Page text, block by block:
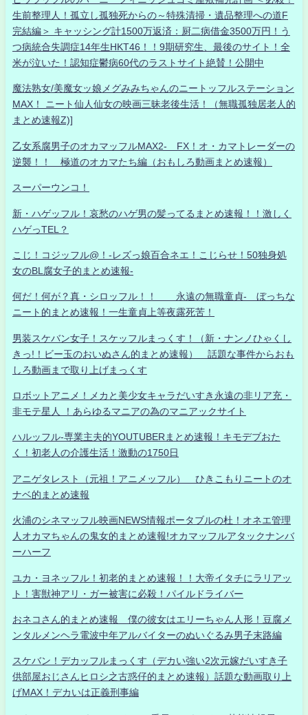
生前整理人！孤立し孤独死からの～特殊清掃・遺品整理への道F
完結編＞ キャッシング計1500万返済：厨二病借金3500万円！う
つ病統合失調症14年生HKT46！！9期研究生、最後のサイト！全
米が泣いた！認知症鬱病60代のラストサイト絶賛！公開中
魔法熟女/美魔女ッ娘メグみみちゃんのニートッフルステーション
MAX！ ニート仙人仙女の映画三昧老後生活！（無職孤独居老人的
まとめ速報Z)]
乙女系腐男子のオカマッフルMAX2- FX！オ・カマトレーダーの
逆襲！！ 極道のオカマたち編（おもしろ動画まとめ速報）
スーパーウンコ！
新・ハゲッフル！哀愁のハゲ男の髪ってるまとめ速報！！激しく
ハゲっTEL？
こじ！コジッフル@！-レズっ娘百合ネエ！こじらせ！50独身処
女のBL腐女子的まとめ速報-
何だ！何が？真・シロッフル！！ 永遠の無職童貞- ぼっちな
ニート的まとめ速報！一生童貞上等夜露死苦！
男装スケバン女子！スケッフルまっくす！（新・ナンノひゃくし
きっ!！ビー玉のおいぬさん的まとめ速報） 話題な事件からおも
しろ動画まで取り上げまっくす
ロボットアニメ！メカと美少女キャラだいすき永遠の非リア充・
非モテ星人 ！あらゆるマニアの為のマニアックサイト
ハルッフル-専業主夫的YOUTUBERまとめ速報！キモデブおた
く！初老人の介護生活！激動の1750日
アニゲタレスト（元祖！アニメッフル） ひきこもりニートのオ
ナベ的まとめ速報
火浦のシネマッフル映画NEWS情報ポータブルの杜！オネエ管理
人オカマちゃんの鬼女的まとめ速報!オカマッフルアタックナンバ
ーハーフ
ユカ・ヨネッフル！初老的まとめ速報！！大帝イタチにラリアッ
ト！害獣神アリ・ガー被害に必殺！パイルドライバー
おネコさん的まとめ速報 僕の彼女はエリーちゃん人形！豆腐メ
ンタルメンヘラ電波中年アルバイターのぬいぐるみ男子末路編
スケバン！デカッフルまっくす（デカい強い2次元嫁だいすき子
供部屋おじさんヒロシ之古惑仔的まとめ速報）話題な動画取り上
げMAX！デカいは正義刑事編